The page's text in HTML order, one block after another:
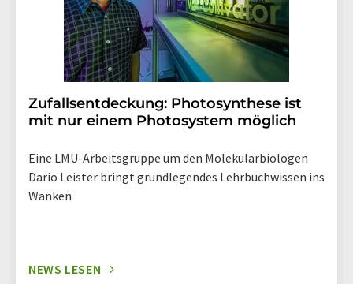
Zufallsentdeckung: Photosynthese ist
mit nur einem Photosystem möglich
Eine LMU-Arbeitsgruppe um den Molekularbiologen
Dario Leister bringt grundlegendes Lehrbuchwissen ins
Wanken
NEWS LESEN